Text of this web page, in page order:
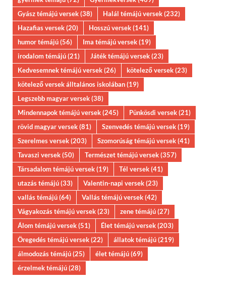
Gyász témájú versek(38) Halál témájú versek(232)
Hazafias versek(20) Hosszú versek(141)
humor témájú(56) Ima témájú versek(19)
irodalom témájú(21) Játék témájú versek(23)
Kedvesemnek témájú versek(26) kötelező versek(23)
kötelező versek álltalános iskolában(19)
Legszebb magyar versek(38)
Mindennapok témájú versek(245) Pünkösdi versek(21)
rövid magyar versek(81) Szenvedés témájú versek(19)
Szerelmes versek(203) Szomorúság témájú versek(41)
Tavaszi versek(50) Természet témájú versek(357)
Társadalom témájú versek(19) Tél versek(41)
utazás témájú(33) Valentin-napi versek(23)
vallás témájú(64) Vallás témájú versek(42)
Vágyakozás témájú versek(23) zene témájú(27)
Álom témájú versek(51) Élet témájú versek(203)
Öregedés témájú versek(22) állatok témájú(219)
álmodozás témájú(25) élet témájú(69)
érzelmek témájú(28)